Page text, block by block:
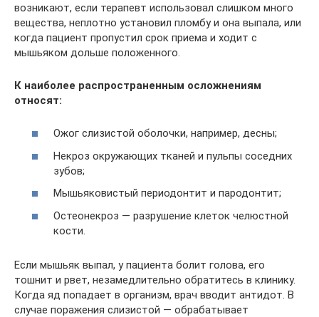
возникают, если терапевт использовал слишком много
вещества, неплотно установил пломбу и она выпала, или
когда пациент пропустил срок приема и ходит с
мышьяком дольше положенного.
К наиболее распространенным осложнениям
относят:
Ожог слизистой оболочки, например, десны;
Некроз окружающих тканей и пульпы соседних
зубов;
Мышьяковистый периодонтит и пародонтит;
Остеонекроз — разрушение клеток челюстной
кости.
Если мышьяк выпал, у пациента болит голова, его
тошнит и рвет, незамедлительно обратитесь в клинику.
Когда яд попадает в организм, врач вводит антидот. В
случае поражения слизистой — обрабатывает